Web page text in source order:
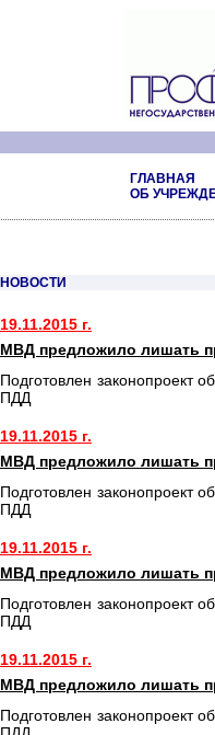
ГЛАВНАЯ
ОБ
НОВОСТИ
19.11.2015 г.
МВД предложило лишать
Подготовлен законопроект
ПДД
19.11.2015 г.
МВД предложило лишать
Подготовлен законопроект
ПДД
19.11.2015 г.
МВД предложило лишать
Подготовлен законопроект
ПДД
19.11.2015 г.
МВД предложило лишать
Подготовлен законопроект